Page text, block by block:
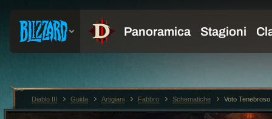
Diablo III Guida Artigiani Fabbro Schematiche Voto Tenebroso